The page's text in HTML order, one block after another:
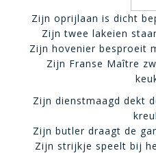
Zijn oprijlaan is dicht
Zijn twee lakeien
Zijn hovenier besproeit
Zijn Franse Maître
Zijn dienstmaagd dekt
Zijn butler draagt de
Zijn strijkje speelt bij